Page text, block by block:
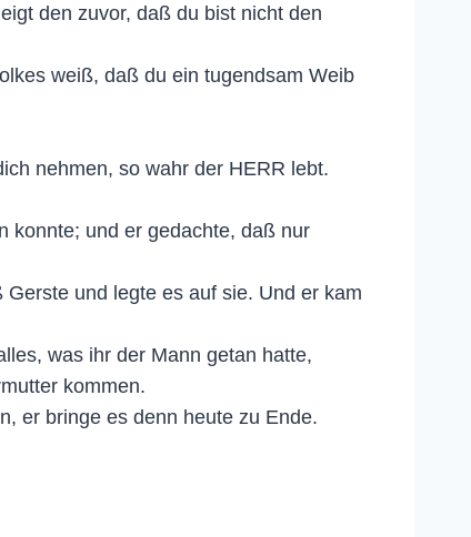
den zuvor, daß du bist nicht den
weiß, daß du ein tugendsam Weib
nehmen, so wahr der HERR lebt.
konnte; und er gedachte, daß nur
und legte es auf sie. Und er kam
was ihr der Mann getan hatte,
kommen.
er bringe es denn heute zu Ende.